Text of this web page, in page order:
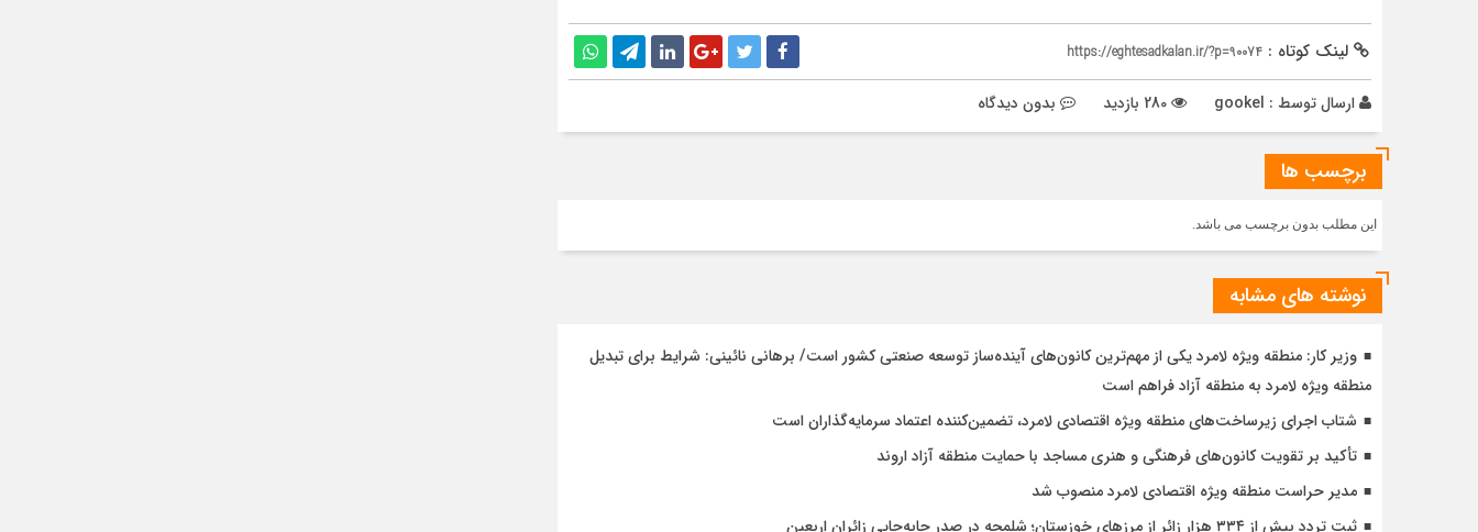
لینک کوتاه : https://eghtesadkalan.ir/?p=90074
ارسال توسط : gookel بدون دیدگاه
برچسب ها
این مطلب بدون برچسب می باشد.
نوشته های مشابه
وزیر کار: منطقه ویژه لامرد یکی از مهم‌ترین کانون‌های آینده‌ساز توسعه صنعتی کشور است/ برهانی نائینی: شرایط برای تبدیل
منطقه ویژه لامرد به منطقه آزاد فراهم است
شتاب اجرای زیرساخت‌های منطقه ویژه اقتصادی لامرد، تضمین‌کننده اعتماد سرمایه‌گذاران است
تأکید بر تقویت کانون‌های فرهنگی و هنری مساجد با حمایت منطقه آزاد اروند
مدیر حراست منطقه ویژه اقتصادی لامرد منصوب شد
ثبت تردد بیش از ۳۳۴ هزار زائر از مرزهای خوزستان؛ شلمچه در صدر جابه‌جایی زائران اربعین